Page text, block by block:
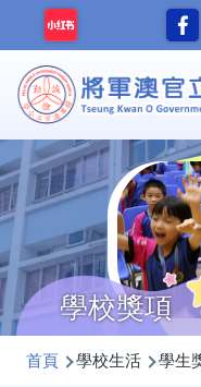
移至主內容
學校獎項
導
首頁 學校生活 學生